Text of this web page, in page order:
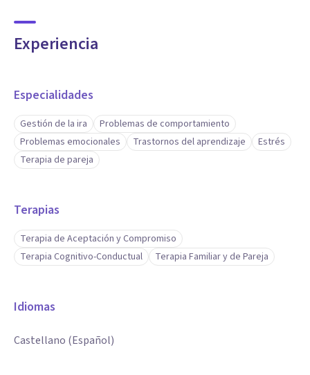
Experiencia
Especialidades
Gestión de la ira
Problemas de comportamiento
Problemas emocionales
Trastornos del aprendizaje
Estrés
Terapia de pareja
Terapias
Terapia de Aceptación y Compromiso
Terapia Cognitivo-Conductual
Terapia Familiar y de Pareja
Idiomas
Castellano (Español)